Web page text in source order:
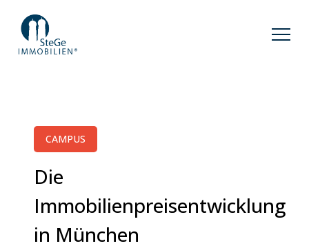
CAMPUS
Die
Immobilienpreisentwicklung
in München